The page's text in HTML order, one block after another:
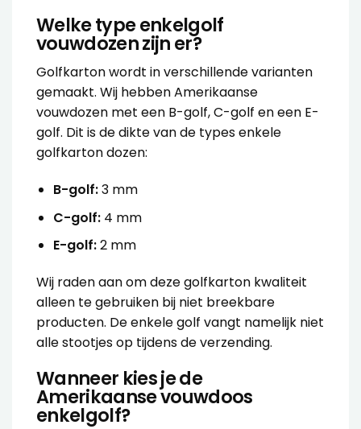
Welke type enkelgolf
vouwdozen zijn er?
Golfkarton wordt in verschillende varianten
gemaakt. Wij hebben Amerikaanse
vouwdozen met een B-golf, C-golf en een E-
golf. Dit is de dikte van de types enkele
golfkarton dozen:
B-golf:3 mm
C-golf: 4 mm
E-golf:2 mm
Wij raden aan om deze golfkarton kwaliteit
alleen te gebruiken bij niet breekbare
producten. De enkele golf vangt namelijk niet
alle stootjes op tijdens de verzending.
Wanneer kies je de
Amerikaanse vouwdoos
enkelgolf?